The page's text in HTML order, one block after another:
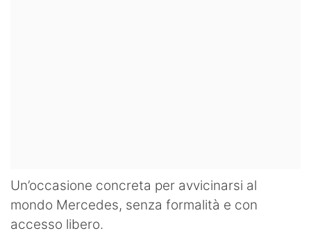
Un’occasione concreta per avvicinarsi al
mondo Mercedes, senza formalità e con
accesso libero.